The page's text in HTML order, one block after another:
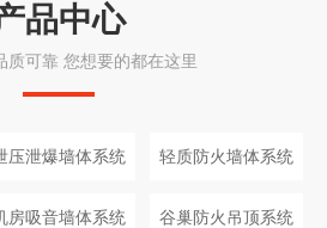
品中心
质可靠 您想要的都在这里
压泄爆墙体系统 轻质防火墙体系统
房吸音墙体系统 谷巢防火吊顶系统